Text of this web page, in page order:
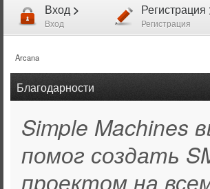
Вход >
Вход
Регистрация
Регистрация
Arcana
Благодарности
Simple Machines
помог создать
проектом на